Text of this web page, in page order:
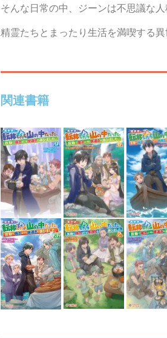
そんな日常の中、ジーンは不思議な
精霊たちとまったり生活を満喫する
関連書籍